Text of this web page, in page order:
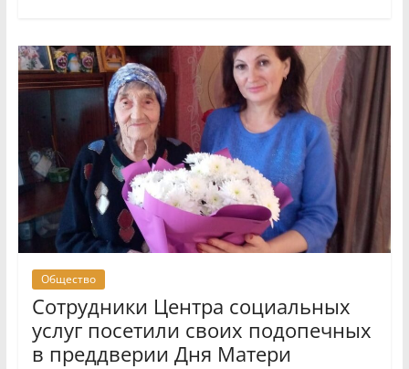
Общество
Сотрудники Центра социальных
услуг посетили своих подопечных
в преддверии Дня Матери